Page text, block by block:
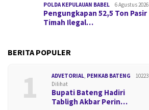
POLDA KEPULAUAN BABEL 6 Agustus 2026
Pengungkapan 52,5 Ton Pasir
Timah Ilegal…
BERITA POPULER
1 ADVETORIAL, PEMKAB BATENG
10223
Dilihat
Bupati Bateng Hadiri
Tabligh Akbar Perin…